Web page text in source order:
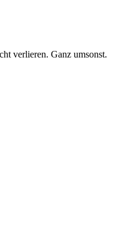
verlieren. Ganz umsonst.